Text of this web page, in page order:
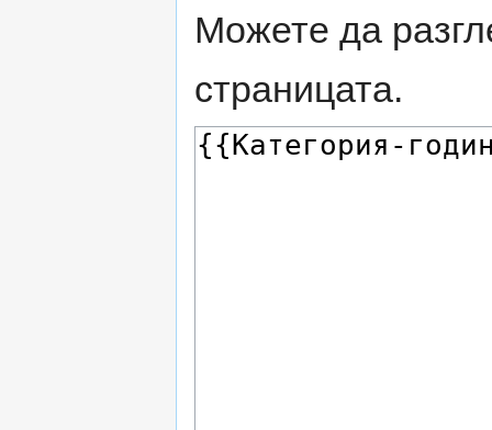
Можете да
страницата.